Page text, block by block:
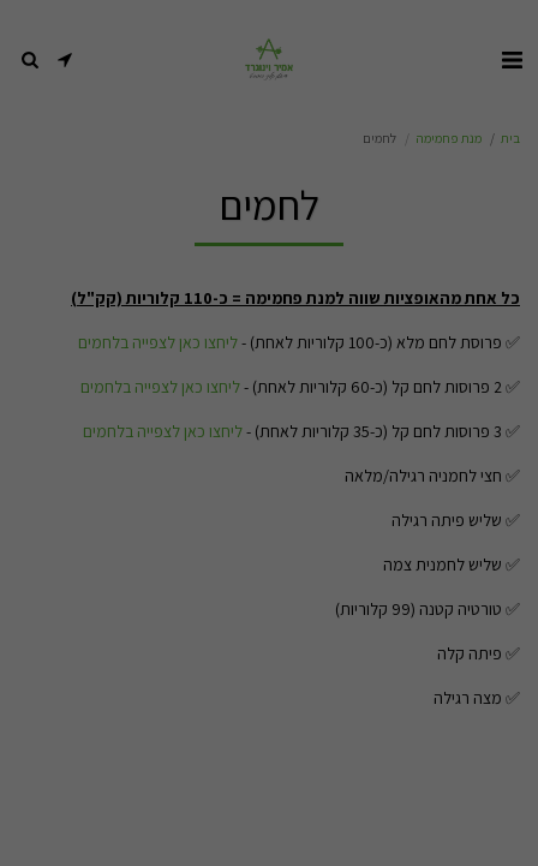
בית מנת פחמימה לחמים
לחמים
כל אחת מהאופציות שווה למנת פחמימה = כ-110 קלוריות (קק"ל)
✅ פרוסת לחם מלא (כ-100 קלוריות לאחת) - ליחצו כאן לצפייה בלחמים
✅ 2 פרוסות לחם קל (כ-60 קלוריות לאחת) - ליחצו כאן לצפייה בלחמים
✅ 3 פרוסות לחם קל (כ-35 קלוריות לאחת) - ליחצו כאן לצפייה בלחמים
✅ חצי לחמניה רגילה/מלאה
✅ שליש פיתה רגילה
✅ שליש לחמנית צמה
✅ טורטיה קטנה (99 קלוריות)
✅ פיתה קלה
✅ מצה רגילה